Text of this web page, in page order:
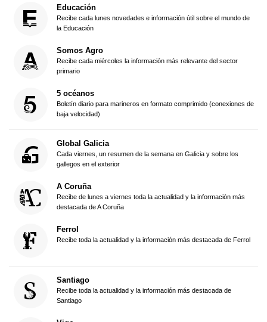
Educación
Recibe cada lunes novedades e información útil sobre el mundo de
la Educación
Somos Agro
Recibe cada miércoles la información más relevante del sector
primario
5 océanos
Boletín diario para marineros en formato comprimido (conexiones de
baja velocidad)
Global Galicia
Cada viernes, un resumen de la semana en Galicia y sobre los
gallegos en el exterior
A Coruña
Recibe de lunes a viernes toda la actualidad y la información más
destacada de A Coruña
Ferrol
Recibe toda la actualidad y la información más destacada de Ferrol
Santiago
Recibe toda la actualidad y la información más destacada de
Santiago